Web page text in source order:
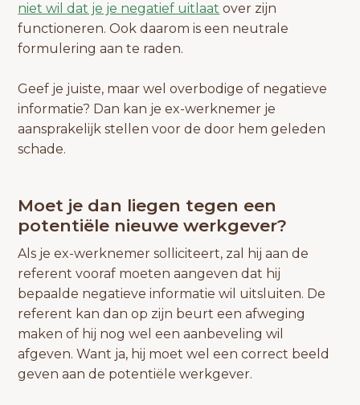
niet wil dat je je negatief uitlaat over zijn
functioneren. Ook daarom is een neutrale
formulering aan te raden.
Geef je juiste, maar wel overbodige of negatieve
informatie? Dan kan je ex-werknemer je
aansprakelijk stellen voor de door hem geleden
schade.
Moet je dan liegen tegen een
potentiële nieuwe werkgever?
Als je ex-werknemer solliciteert, zal hij aan de
referent vooraf moeten aangeven dat hij
bepaalde negatieve informatie wil uitsluiten. De
referent kan dan op zijn beurt een afweging
maken of hij nog wel een aanbeveling wil
afgeven. Want ja, hij moet wel een correct beeld
geven aan de potentiële werkgever.